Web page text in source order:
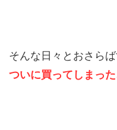
そんな日々とおさら
ついに買ってしまっ